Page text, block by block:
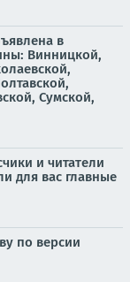
в
Винницкой,
Сумской,
и читатели
для вас главные
по версии